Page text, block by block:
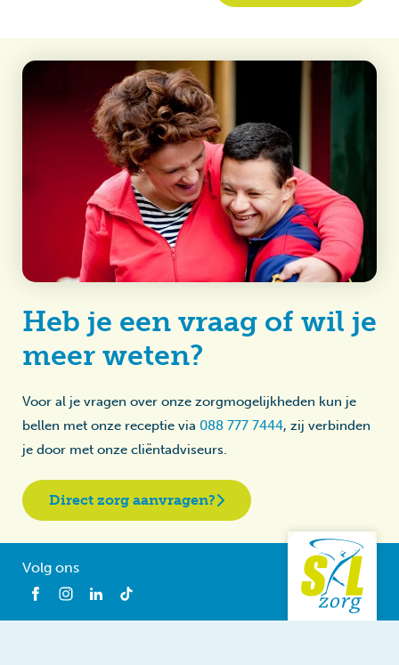
Heb je een vraag of wil je
meer weten?
Voor al je vragen over onze zorgmogelijkheden kun je
bellen met onze receptie via 088 777 7444, zij verbinden
je door met onze cliëntadviseurs.
Direct zorg aanvragen?
Volg ons